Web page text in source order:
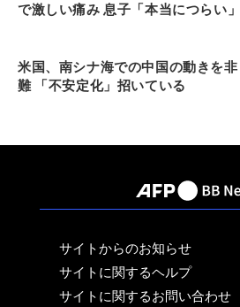
で激しい痛み 息子「本当につらい」
米国、南シナ海での中国の動きを非
難 「不安定化」招いている
サイトからのお知らせ
サイトに関するヘルプ
サイトに関するお問い合わせ